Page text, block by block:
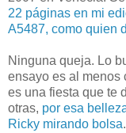
22 páginas en mi
A5487, como quien
Ninguna queja. Lo
ensayo es al menos
es una fiesta que te
otras, por esa
Ricky mirando bolsa.